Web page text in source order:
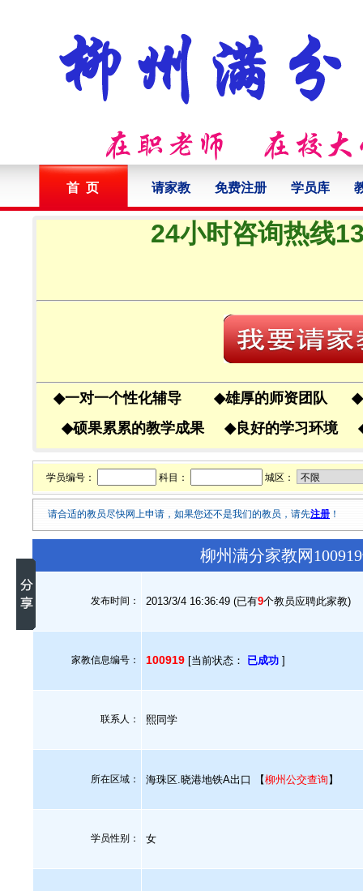
首 页 请家教 免费注册 学员库
24小时咨询热线
◆一对一个性化辅导 ◆雄厚的师资团队 ◆
◆硕果累累的教学成果 ◆良好的学习环境
学员编号： 科目： 城区：
请合适的教员尽快网上申请，如果您还不是我们的教员，请先注册 ！
柳州满分家教网
发布时间： 2013/3/4 16:36:49 (已有9个教员应聘此家教)
家教信息编号： 100919 [当前状态： 已成功 ]
联系人： 熙同学
所在区域： 海珠区.晓港地铁A出口 【柳州公交查询 】
学员性别： 女